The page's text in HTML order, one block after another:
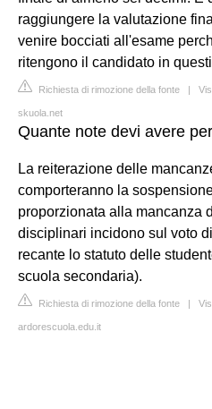
raggiungere la valutazione
venire bocciati all'esame
ritengono il candidato in
Richiesta di rimozione della fonte |
skuola.net
Quante note devi avere
La reiterazione delle
comporteranno la
proporzionata alla mancanza
disciplinari incidono sul voto
recante lo statuto delle
scuola secondaria).
Richiesta di rimozione della fonte |
ardorescuola.edu.it